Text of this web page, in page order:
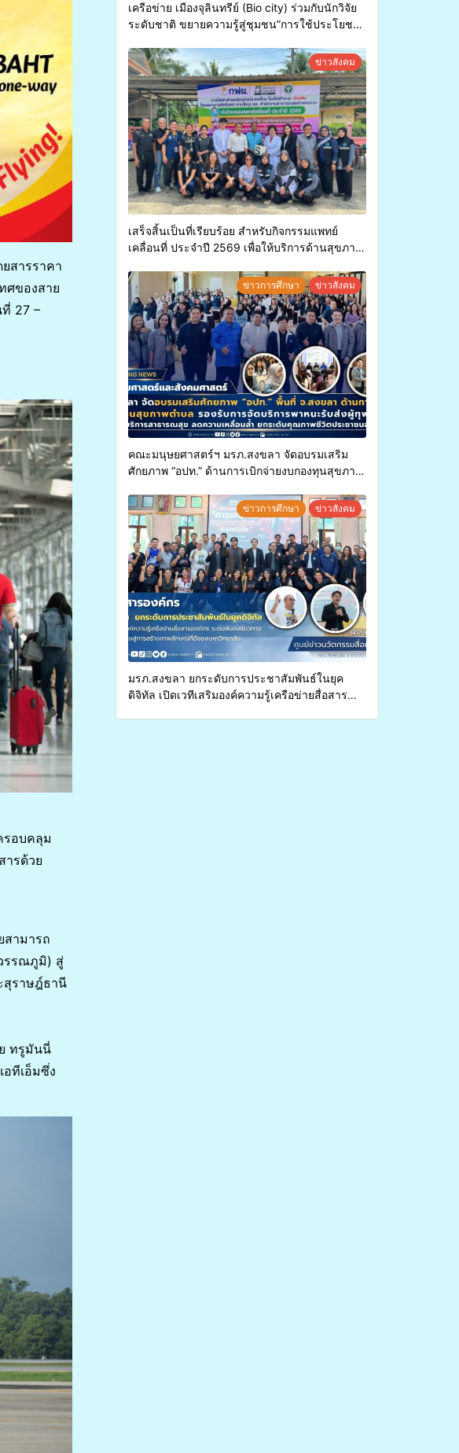
สารราคา
ศของสาย
27 –
รอบคลุม
ารด้วย
สามารถ
วรรณภูมิ) สู่
สุราษฎ์ธานี
ทรูมันนี่
อทีเอ็มซึ่ง
เครือข่าย เมืองจุลินทรีย์ (Bio city) ร่วมกับนักวิจัย
ระดับชาติ ขยายความรู้สู่ชุมชน”การใช้ประโยชน์
ค่า-พืชเศรษฐกิจ”
ข่าวสังคม
เสร็จสิ้นเป็นที่เรียบร้อย สำหรับกิจกรรมแพทย์
เคลื่อนที่ ประจำปี 2569 เพื่อให้บริการด้านสุขภาพ
ข่าวการศึกษา ข่าวสังคม
คณะมนุษยศาสตร์ฯ มรภ.สงขลา จัดอบรมเสริม
ศักยภาพ “อปท.” ด้านการเบิกจ่ายงบกองทุนสุขภาพ
ทุพพลภาพเพื่อเข้ารับบริการสาธารณสุข ลดความ
เหลื่อมล้ำ ยกระดับคุณภาพชีวิตประชาชนอย่าง
ยั่งยืน
ข่าวการศึกษา ข่าวสังคม
มรภ.สงขลา ยกระดับการประชาสัมพันธ์ในยุค
ดิจิทัล เปิดเวทีเสริมองค์ความรู้เครือข่ายสื่อสาร